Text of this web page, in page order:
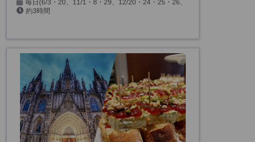
毎日(6/3・20、11/1・8・29、12/20・24・25・26、
1/6、入場箇所閉館日を除く)
約3時間